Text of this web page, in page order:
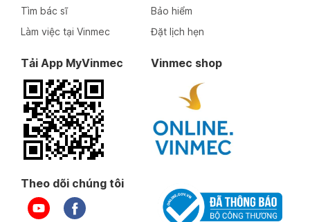
Tìm bác sĩ
Làm việc tại Vinmec
Bảo hiểm
Đặt lịch hẹn
Tải App MyVinmec Vinmec shop
Theo dõi chúng tôi